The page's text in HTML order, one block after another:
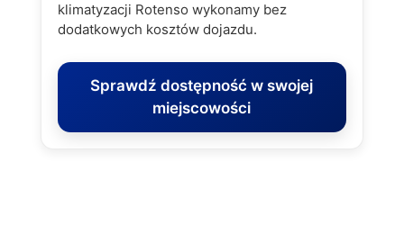
klimatyzacji Rotenso wykonamy bez
dodatkowych kosztów dojazdu.
Sprawdź dostępność w swojej
miejscowości